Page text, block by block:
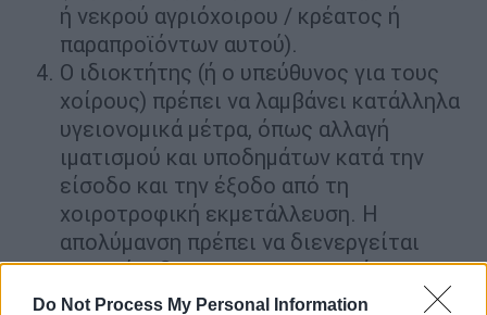
Do Not Process My Personal Information
ή νεκρού αγριόχοιρου / κρέατος ή
παραπροϊόντων αυτού).
Ο ιδιοκτήτης (ή ο υπεύθυνος για τους
χοίρους) πρέπει να λαμβάνει κατάλληλα
υγειονομικά μέτρα, όπως αλλαγή
ιματισμού και υποδημάτων κατά την
είσοδο και την έξοδο από τη
χοιροτροφική εκμετάλλευση. Η
απολύμανση πρέπει να διενεργείται
στην είσοδο της χοιροτροφικής
εκμετάλλευσης και στις εισόδους των